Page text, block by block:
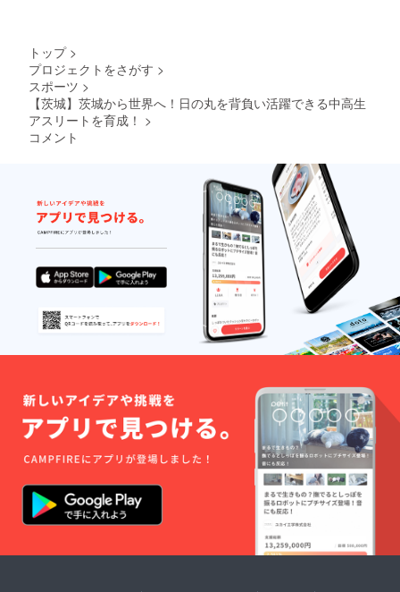
と言わ
れてい
スでは
溶解型
素が、
毛細血
管まで
行き渡
り細胞
ひとつ
一つが
元気
に！ ・
酸素は
血中乳
酸を分
解する
作用が
労回復
につな
がった
り、酸
素が身
体にた
くさん
あるこ
とでリ
ス状態
にな
り、酸
トップ >
プロジェクトをさがす >
スポーツ >
【茨城】茨城から世界へ！日の丸を背負い活躍できる中高生
アスリートを育成！ >
コメント